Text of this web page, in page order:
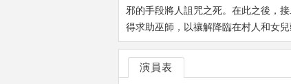
邪的手段將人詛咒之死。在此之後，
得求助巫師，以禳解降臨在村人和女
演員表